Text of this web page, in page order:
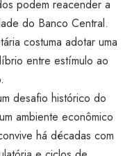
podem reacender a
do Banco Central.
costuma adotar uma
entre estímulo ao
desafio histórico do
ambiente econômico
há décadas com